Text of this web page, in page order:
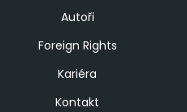
Autoři
Foreign Rights
Kariéra
Kontakt